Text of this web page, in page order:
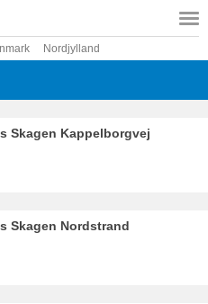
Nordjylland
Skagen Kappelborgvej
Skagen Nordstrand